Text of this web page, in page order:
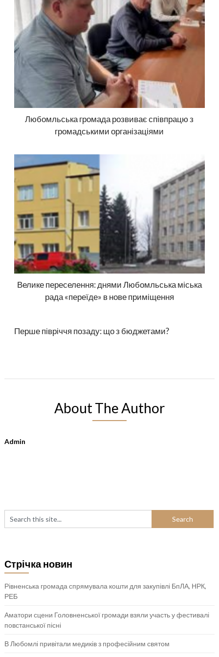
Любомльська громада розвиває співпрацю з
громадськими організаціями
Велике переселення: днями Любомльська міська
рада «переїде» в нове приміщення
Перше півріччя позаду: що з бюджетами?
About The Author
Admin
Стрічка новин
Рівненська громада спрямувала кошти для закупівлі БпЛА, НРК,
РЕБ
Аматори сцени Головненської громади взяли участь у фестивалі
повстанської пісні
В Любомлі привітали медиків з професійним святом